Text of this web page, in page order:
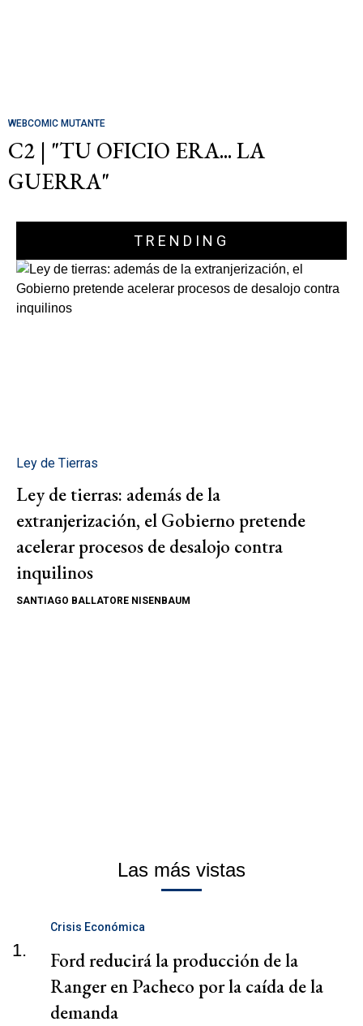
WEBCOMIC MUTANTE
C2 | "TU OFICIO ERA... LA
GUERRA"
TRENDING
Ley de Tierras
Ley de tierras: además de la
extranjerización, el Gobierno pretende
acelerar procesos de desalojo contra
inquilinos
SANTIAGO BALLATORE NISENBAUM
Las más vistas
1.
Crisis Económica
Ford reducirá la producción de la
Ranger en Pacheco por la caída de la
demanda